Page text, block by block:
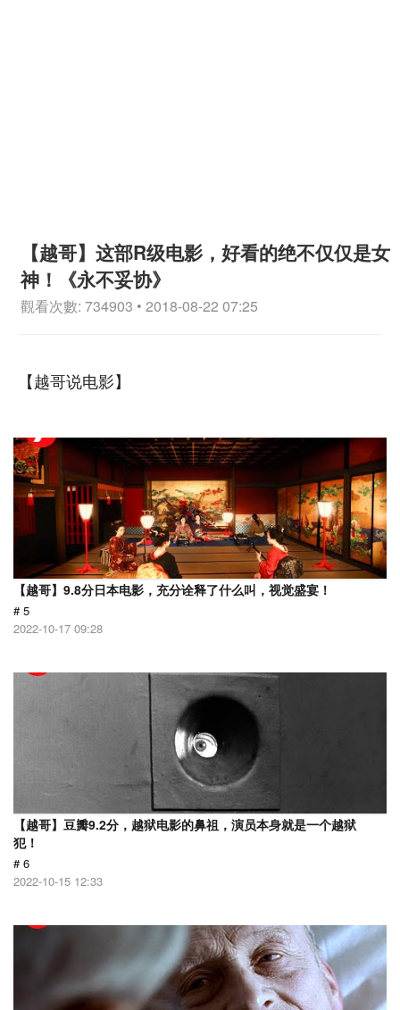
【越哥】这部R级电影，好看的绝不仅仅是女
神！《永不妥协》
觀看次數: 734903 • 2018-08-22 07:25
【越哥说电影】
【越哥】9.8分日本电影，充分诠释了什么叫，视觉盛宴！
# 5
2022-10-17 09:28
【越哥】豆瓣9.2分，越狱电影的鼻祖，演员本身就是一个越狱
犯！
# 6
2022-10-15 12:33